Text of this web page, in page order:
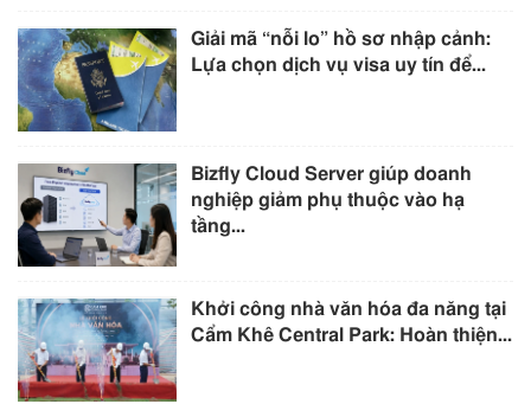
Giải mã “nỗi lo” hồ sơ nhập cảnh:
Lựa chọn dịch vụ visa uy tín để...
Bizfly Cloud Server giúp doanh
nghiệp giảm phụ thuộc vào hạ
tầng...
Khởi công nhà văn hóa đa năng tại
Cẩm Khê Central Park: Hoàn thiện...